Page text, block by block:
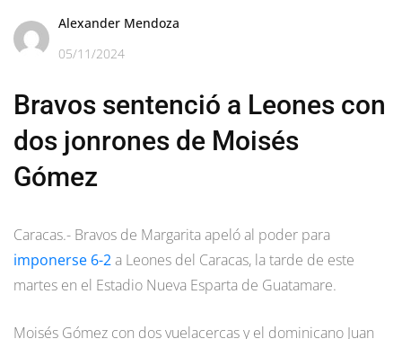
Alexander Mendoza
05/11/2024
Bravos sentenció a Leones con
dos jonrones de Moisés
Gómez
Caracas.- Bravos de Margarita apeló al poder para
imponerse 6-2a Leones del Caracas, la tarde de este
martes en el Estadio Nueva Esparta de Guatamare.
Moisés Gómez con dos vuelacercas y el dominicano Juan